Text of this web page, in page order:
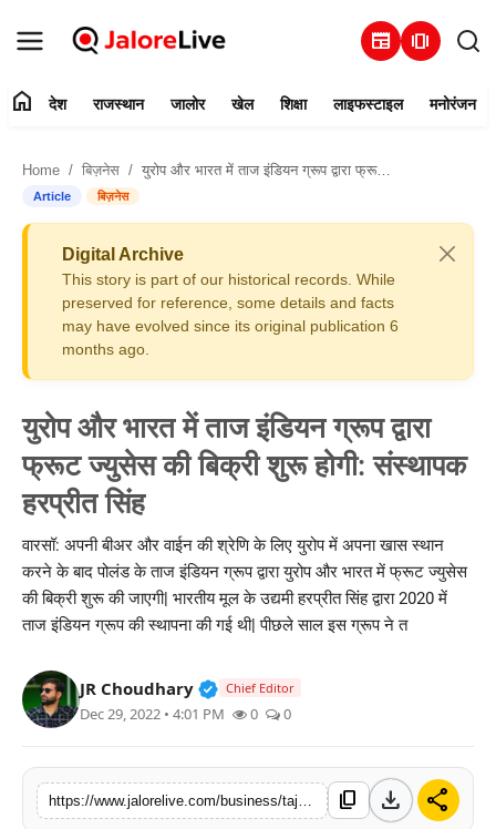
newspaper amp_stories
संपर्क करें
राजस्थान
खेल
शिक्षा
लाइफस्टाइल
मनोरंजन
तकनीक
विशेष
home देश राजस्थान जालोर खेल शिक्षा लाइफस्टाइल मनोरंजन
Home बिज़नेस युरोप और भारत में ताज इंडियन ग्रूप द्वारा फ्रूट ज्युसेस की बिक्री शुरू होगी: संस्थापक हरप्रीत सिंह
Article बिज़नेस
Digital Archive
This story is part of our historical records. While
preserved for reference, some details and facts
may have evolved since its original publication 6
months ago.
युरोप और भारत में ताज इंडियन ग्रूप द्वारा
फ्रूट ज्युसेस की बिक्री शुरू होगी: संस्थापक
हरप्रीत सिंह
वारसॉ: अपनी बीअर और वाईन की श्रेणि के लिए युरोप में अपना खास स्थान
करने के बाद पोलंड के ताज इंडियन ग्रूप द्वारा युरोप और भारत में फ्रूट ज्युसेस
की बिक्री शुरू की जाएगी| भारतीय मूल के उद्यमी हरप्रीत सिंह द्वारा 2020 में
ताज इंडियन ग्रूप की स्थापना की गई थी| पीछले साल इस ग्रूप ने त
JR Choudhary Verified Public Figure • 30 Mar,
Chief Editor
Dec 29, 2022 • 4:01 PM 0 0
content_copy download share